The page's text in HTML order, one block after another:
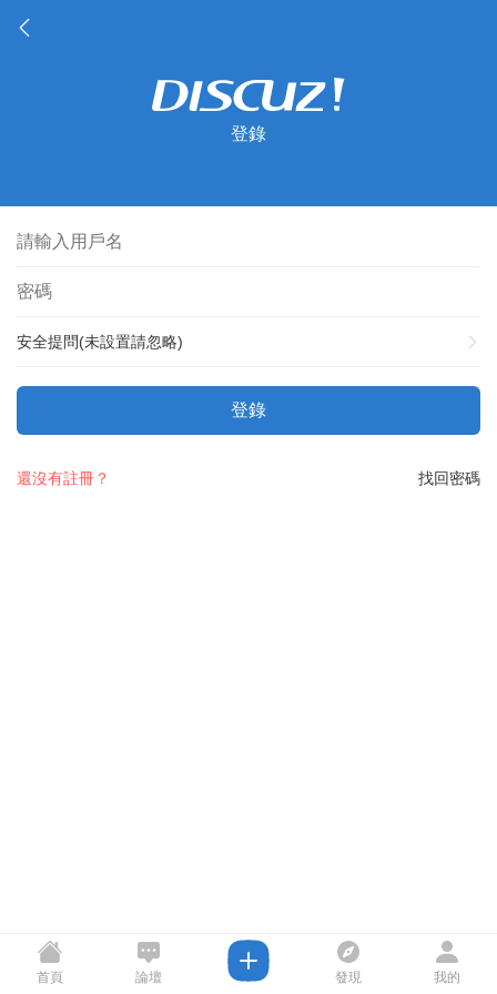
登錄
安全提問(未設置請忽略)
登錄
找回密碼
還沒有註冊？
首頁 論壇 發現 我的